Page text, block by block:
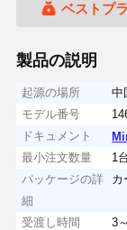
ベストプ
製品の説明
起源の場所
中
モデル番号
ドキュメント
最小注文数量
1
パッケージの詳
細
カ
受渡し時間
3